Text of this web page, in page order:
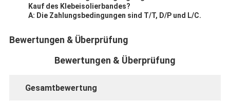
Kauf des Klebeisolierbandes?
A: Die Zahlungsbedingungen sind T/T, D/P und L/C.
Bewertungen & Überprüfung
Bewertungen & Überprüfung
Gesamtbewertung